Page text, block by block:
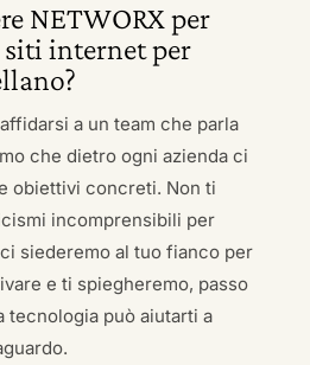
NETWORX per
siti internet per
a un team che parla
che dietro ogni azienda ci
obiettivi concreti. Non ti
incomprensibili per
siederemo al tuo fianco per
e ti spiegheremo, passo
tecnologia può aiutarti a